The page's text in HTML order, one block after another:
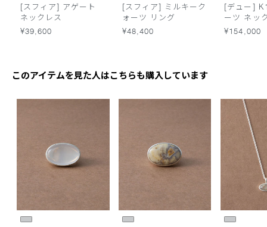
[スフィア] アゲート
ネックレス
¥39,600
[スフィア] ミルキーク
ォーツ リング
¥48,400
[デュー]
ーツ ネッ
¥154,000
このアイテムを見た人はこちらも購入しています